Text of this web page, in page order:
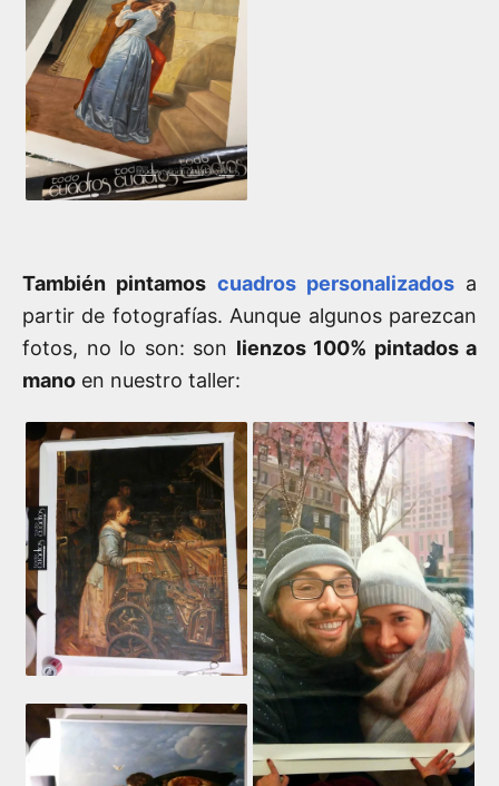
También pintamos cuadros personalizadosa
partir de fotografías. Aunque algunos parezcan
fotos, no lo son: son lienzos 100% pintados a
mano en nuestro taller: